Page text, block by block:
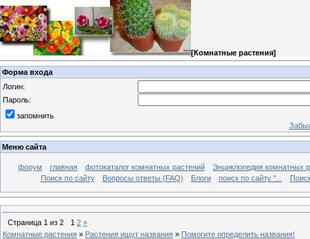
[Комнатные растения]
Форма входа
Логин:
Пароль:
запомнить
Меню сайта
форум главная фотокаталог комнатных растений
Энциклопедия комнатных
Поиск по сайту
Вопросы ответы (FAQ) Блоги поиск по сайту "...
Страница 1 из 2 1 2 »
Комнатные растения » Растения ищут названия » Помогите определить названия!